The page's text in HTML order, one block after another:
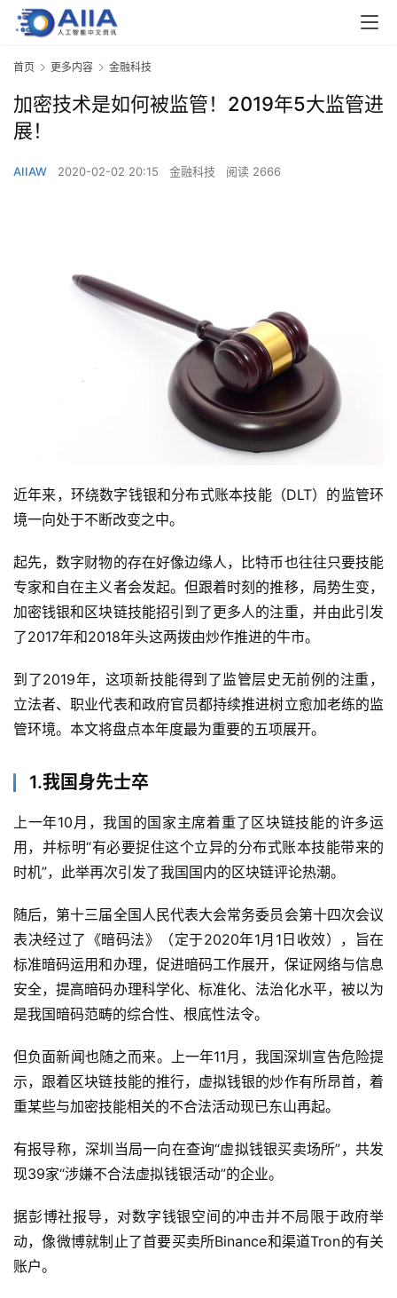
首页 更多内容 金融科技
加密技术是如何被监管！2019年5大监管进
展！
AIIAW 2020-02-02 20:15 金融科技 阅读 2666
近年来，环绕数字钱银和分布式账本技能（DLT）的监管环
境一向处于不断改变之中。
起先，数字财物的存在好像边缘人，比特币也往往只要技能
专家和自在主义者会发起。但跟着时刻的推移，局势生变，
加密钱银和区块链技能招引到了更多人的注重，并由此引发
了2017年和2018年头这两拨由炒作推进的牛市。
到了2019年，这项新技能得到了监管层史无前例的注重，
立法者、职业代表和政府官员都持续推进树立愈加老练的监
管环境。本文将盘点本年度最为重要的五项展开。
1.我国身先士卒
上一年10月，我国的国家主席着重了区块链技能的许多运
用，并标明“有必要捉住这个立异的分布式账本技能带来的
时机”，此举再次引发了我国国内的区块链评论热潮。
随后，第十三届全国人民代表大会常务委员会第十四次会议
表决经过了《暗码法》（定于2020年1月1日收效），旨在
标准暗码运用和办理，促进暗码工作展开，保证网络与信息
安全，提高暗码办理科学化、标准化、法治化水平，被以为
是我国暗码范畴的综合性、根底性法令。
但负面新闻也随之而来。上一年11月，我国深圳宣告危险提
示，跟着区块链技能的推行，虚拟钱银的炒作有所昂首，着
重某些与加密技能相关的不合法活动现已东山再起。
有报导称，深圳当局一向在查询“虚拟钱银买卖场所”，共发
现39家“涉嫌不合法虚拟钱银活动”的企业。
据彭博社报导，对数字钱银空间的冲击并不局限于政府举
动，像微博就制止了首要买卖所Binance和渠道Tron的有关
账户。